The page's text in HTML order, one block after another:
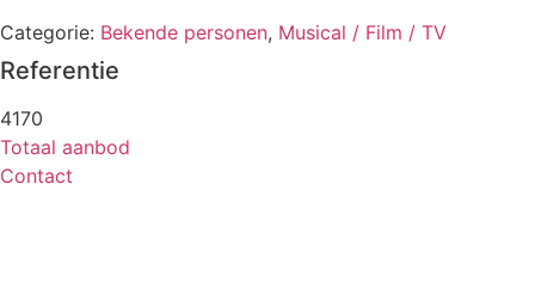
Categorie: Bekende personen, Musical / Film / TV
Referentie
4170
Totaal aanbod
Contact